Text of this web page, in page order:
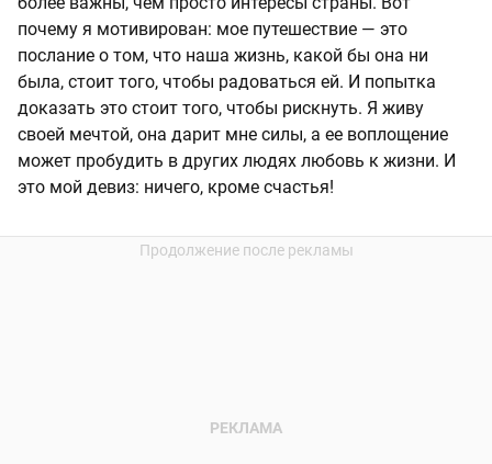
почему я мотивирован: мое путешествие — это
послание о том, что наша жизнь, какой бы она ни
была, стоит того, чтобы радоваться ей. И попытка
доказать это стоит того, чтобы рискнуть. Я живу
своей мечтой, она дарит мне силы, а ее воплощение
может пробудить в других людях любовь к жизни. И
это мой девиз: ничего, кроме счастья!